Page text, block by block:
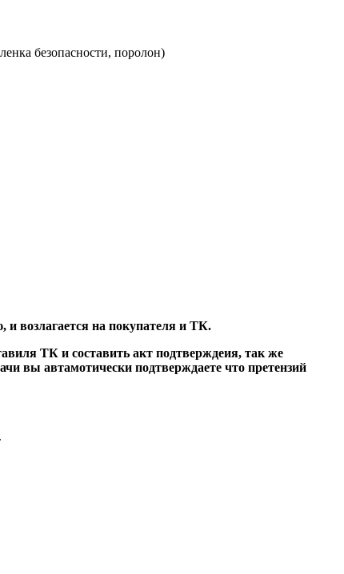
безопасности, поролон)
и возлагается на покупателя и ТК.
ТК и составить акт подтверждеия, так же
вы автамотически подтверждаете что претензий